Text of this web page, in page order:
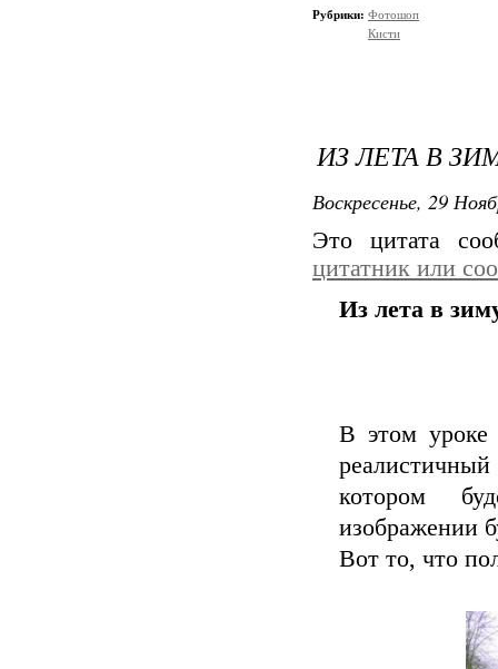
Рубрики: Фотошоп
Кисти
ИЗ ЛЕТА В
Воскресенье, 29
Это цитата
цитатник или
Из лета в
В этом уроке
котором
изображении
Вот то, что